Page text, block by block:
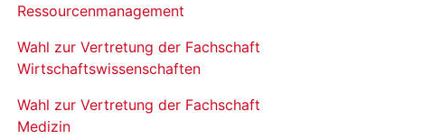
Ressourcenmanagement
Wahl zur Vertretung der Fachschaft
Wirtschaftswissenschaften
Wahl zur Vertretung der Fachschaft
Medizin